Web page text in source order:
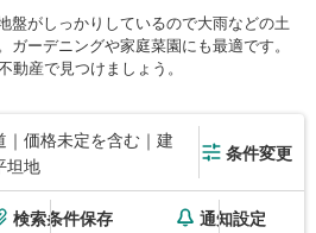
盤がしっかりしているので大雨などの土
ーデニングや家庭菜園にも最適です。
動産で見つけましょう。
価格未定を含む｜建
坦地
条件変更
検索条件保存 通知設定